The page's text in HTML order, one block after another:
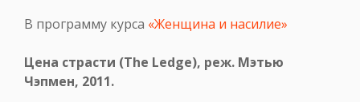
В программу курса «Женщина и насилие»
Цена страсти (The Ledge), реж. Мэтью
Чэпмен, 2011.